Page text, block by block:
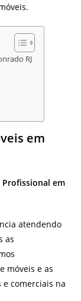
RJ
em
em
atendendo
as
móveis e as
comerciais na